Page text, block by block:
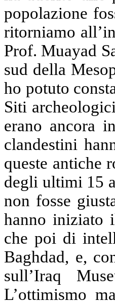
popolazione
ritorniamo
Prof. Muayad
sud della
ho potuto
Siti
erano ancora
clandestini
queste antiche
degli ultimi 15
non fosse
hanno iniziato
che poi di
Baghdad, e,
sull’Iraq
L’ottimismo